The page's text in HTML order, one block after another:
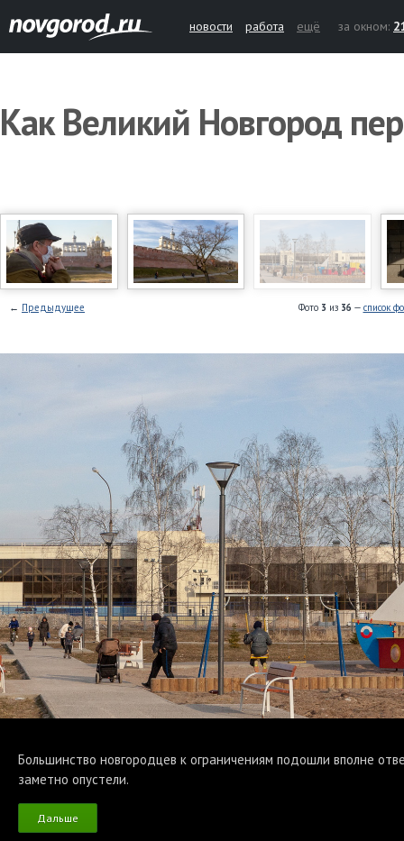
новости работа ещё за окном:
Как Великий Новгород
Фото 3 из 36 — список
← Предыдущее
Большинство новгородцев к ограничениям подошли вполне
заметно опустели.
Дальше